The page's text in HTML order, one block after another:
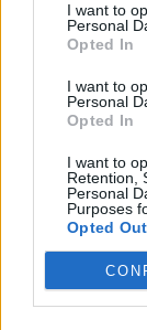
I want to
Personal
Opted In
I want to
Personal
Opted In
I want to
Retention,
Personal
Purposes
Opted Out